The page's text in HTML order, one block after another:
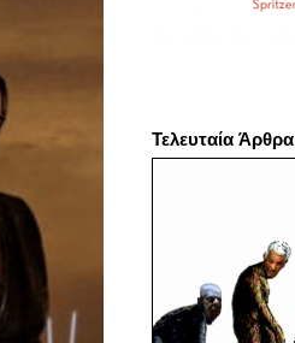
Τελευταία Άρθρα